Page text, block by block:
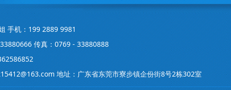
手机：199 2889 9981
传真：0769 - 33880888
地址：广东省东莞市寮步镇企份街8号2栋302室